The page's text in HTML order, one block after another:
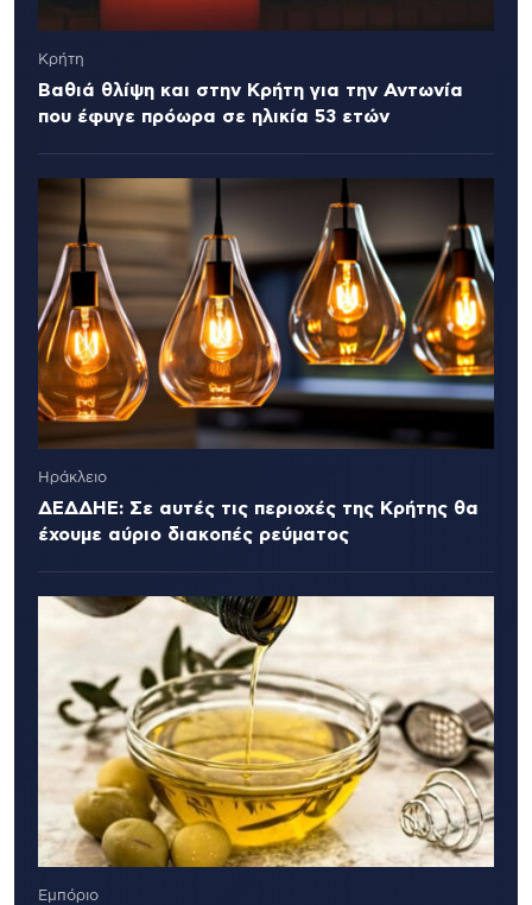
Κρήτη
Βαθιά θλίψη και στην Κρήτη για την Αντωνία
που έφυγε πρόωρα σε ηλικία 53 ετών
Ηράκλειο
ΔΕΔΔΗΕ: Σε αυτές τις περιοχές της Κρήτης θα
έχουμε αύριο διακοπές ρεύματος
Εμπόριο